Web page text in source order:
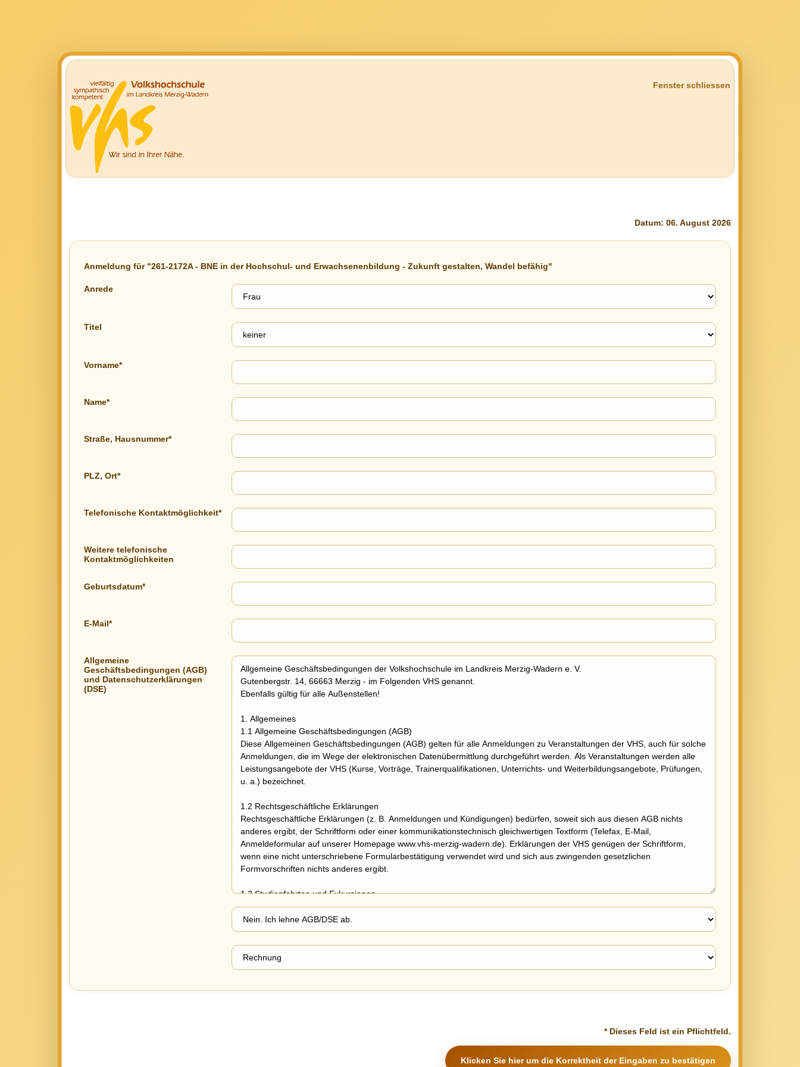
Fenster schliessen
Datum: 06. August 2026
Anmeldung für "261-2172A - BNE in der Hochschul- und Erwachsenenbildung - Zukunft gestalten, Wandel befähig"
Anrede
Titel
Vorname*
Name*
Straße, Hausnummer*
PLZ, Ort*
Telefonische Kontaktmöglichkeit*
Weitere telefonische
Kontaktmöglichkeiten
Geburtsdatum*
E-Mail*
Allgemeine
Geschäftsbedingungen (AGB)
und Datenschutzerklärungen
(DSE)
* Dieses Feld ist ein Pflichtfeld.